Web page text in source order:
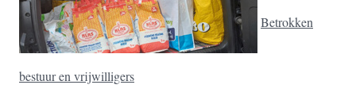
Betrokken
bestuur en vrijwilligers